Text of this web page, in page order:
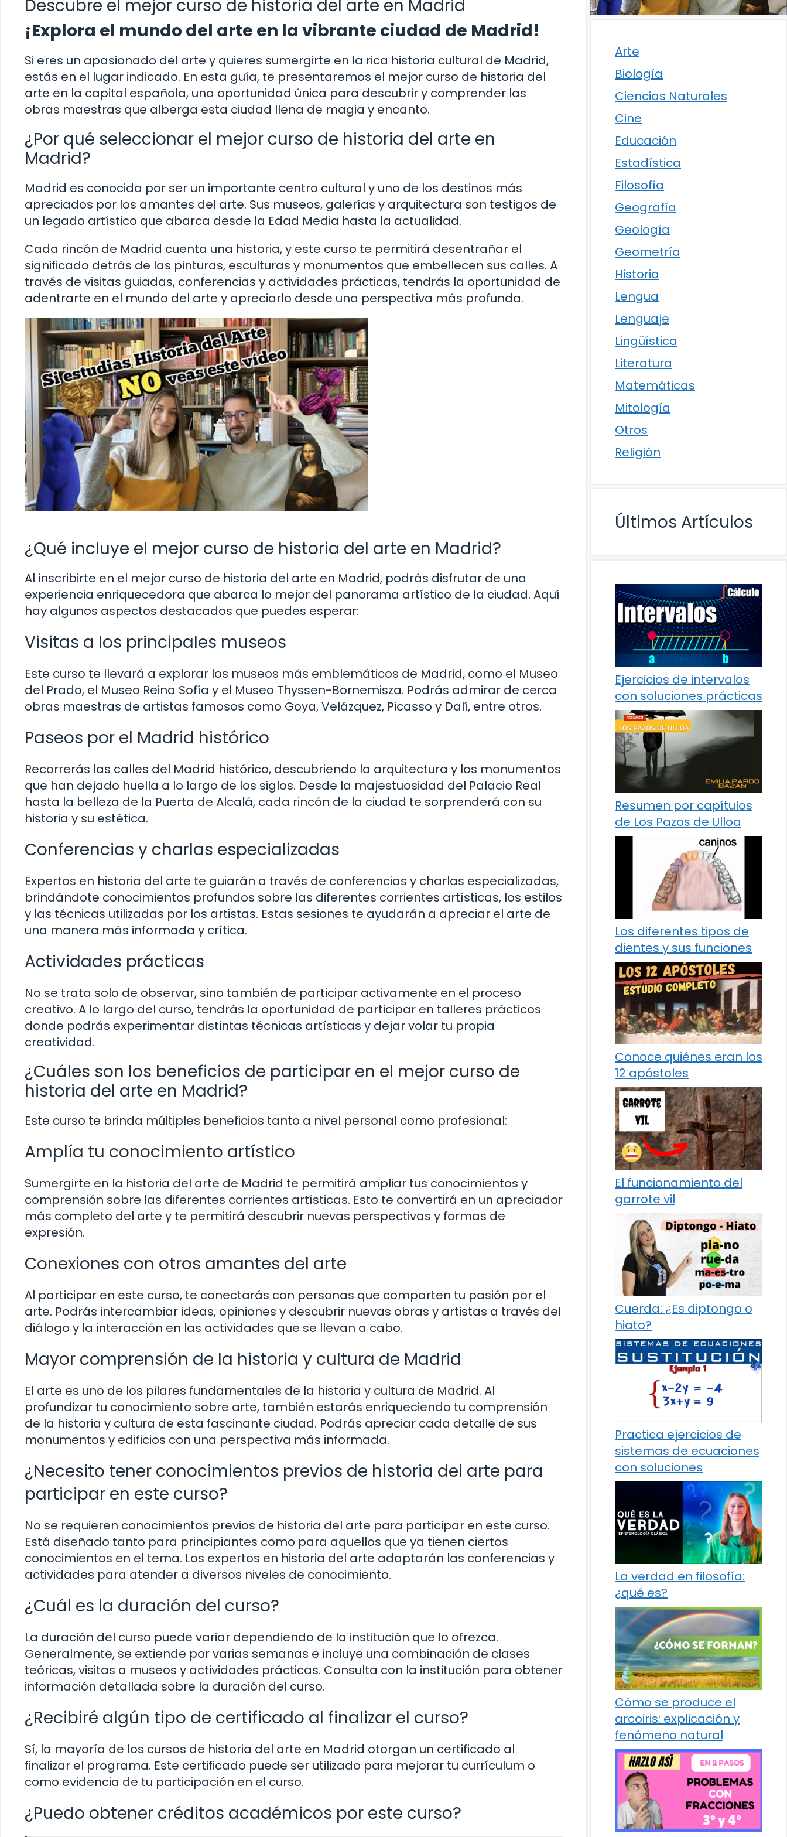
Descubre el mejor curso de historia del arte en Madrid
¡Explora el mundo del arte en la vibrante ciudad de Madrid!
Si eres un apasionado del arte y quieres sumergirte en la rica historia cultural de Madrid,
estás en el lugar indicado. En esta guía, te presentaremos el mejor curso de historia del
arte en la capital española, una oportunidad única para descubrir y comprender las
obras maestras que alberga esta ciudad llena de magia y encanto.
¿Por qué seleccionar el mejor curso de historia del arte en
Madrid?
Madrid es conocida por ser un importante centro cultural y uno de los destinos más
apreciados por los amantes del arte. Sus museos, galerías y arquitectura son testigos de
un legado artístico que abarca desde la Edad Media hasta la actualidad.
Cada rincón de Madrid cuenta una historia, y este curso te permitirá desentrañar el
significado detrás de las pinturas, esculturas y monumentos que embellecen sus calles. A
través de visitas guiadas, conferencias y actividades prácticas, tendrás la oportunidad de
adentrarte en el mundo del arte y apreciarlo desde una perspectiva más profunda.
¿Qué incluye el mejor curso de historia del arte en Madrid?
Al inscribirte en el mejor curso de historia del arte en Madrid, podrás disfrutar de una
experiencia enriquecedora que abarca lo mejor del panorama artístico de la ciudad. Aquí
hay algunos aspectos destacados que puedes esperar:
Visitas a los principales museos
Este curso te llevará a explorar los museos más emblemáticos de Madrid, como el Museo
del Prado, el Museo Reina Sofía y el Museo Thyssen-Bornemisza. Podrás admirar de cerca
obras maestras de artistas famosos como Goya, Velázquez, Picasso y Dalí, entre otros.
Paseos por el Madrid histórico
Recorrerás las calles del Madrid histórico, descubriendo la arquitectura y los monumentos
que han dejado huella a lo largo de los siglos. Desde la majestuosidad del Palacio Real
hasta la belleza de la Puerta de Alcalá, cada rincón de la ciudad te sorprenderá con su
historia y su estética.
Conferencias y charlas especializadas
Expertos en historia del arte te guiarán a través de conferencias y charlas especializadas,
brindándote conocimientos profundos sobre las diferentes corrientes artísticas, los estilos
y las técnicas utilizadas por los artistas. Estas sesiones te ayudarán a apreciar el arte de
una manera más informada y crítica.
Actividades prácticas
No se trata solo de observar, sino también de participar activamente en el proceso
creativo. A lo largo del curso, tendrás la oportunidad de participar en talleres prácticos
donde podrás experimentar distintas técnicas artísticas y dejar volar tu propia
creatividad.
¿Cuáles son los beneficios de participar en el mejor curso de
historia del arte en Madrid?
Este curso te brinda múltiples beneficios tanto a nivel personal como profesional:
Amplía tu conocimiento artístico
Sumergirte en la historia del arte de Madrid te permitirá ampliar tus conocimientos y
comprensión sobre las diferentes corrientes artísticas. Esto te convertirá en un apreciador
más completo del arte y te permitirá descubrir nuevas perspectivas y formas de
expresión.
Conexiones con otros amantes del arte
Al participar en este curso, te conectarás con personas que comparten tu pasión por el
arte. Podrás intercambiar ideas, opiniones y descubrir nuevas obras y artistas a través del
diálogo y la interacción en las actividades que se llevan a cabo.
Mayor comprensión de la historia y cultura de Madrid
El arte es uno de los pilares fundamentales de la historia y cultura de Madrid. Al
profundizar tu conocimiento sobre arte, también estarás enriqueciendo tu comprensión
de la historia y cultura de esta fascinante ciudad. Podrás apreciar cada detalle de sus
monumentos y edificios con una perspectiva más informada.
¿Necesito tener conocimientos previos de historia del arte para
participar en este curso?
No se requieren conocimientos previos de historia del arte para participar en este curso.
Está diseñado tanto para principiantes como para aquellos que ya tienen ciertos
conocimientos en el tema. Los expertos en historia del arte adaptarán las conferencias y
actividades para atender a diversos niveles de conocimiento.
¿Cuál es la duración del curso?
La duración del curso puede variar dependiendo de la institución que lo ofrezca.
Generalmente, se extiende por varias semanas e incluye una combinación de clases
teóricas, visitas a museos y actividades prácticas. Consulta con la institución para obtener
información detallada sobre la duración del curso.
¿Recibiré algún tipo de certificado al finalizar el curso?
Sí, la mayoría de los cursos de historia del arte en Madrid otorgan un certificado al
finalizar el programa. Este certificado puede ser utilizado para mejorar tu currículum o
como evidencia de tu participación en el curso.
¿Puedo obtener créditos académicos por este curso?
Arte
Biología
Ciencias Naturales
Cine
Educación
Estadística
Filosofía
Geografía
Geología
Geometría
Historia
Lengua
Lenguaje
Lingüística
Literatura
Matemáticas
Mitología
Otros
Religión
Últimos Artículos
Ejercicios de intervalos
con soluciones prácticas
Resumen por capítulos
de Los Pazos de Ulloa
Los diferentes tipos de
dientes y sus funciones
Conoce quiénes eran los
12 apóstoles
El funcionamiento del
garrote vil
Cuerda: ¿Es diptongo o
hiato?
Practica ejercicios de
sistemas de ecuaciones
con soluciones
La verdad en filosofía:
¿qué es?
Cómo se produce el
arcoiris: explicación y
fenómeno natural